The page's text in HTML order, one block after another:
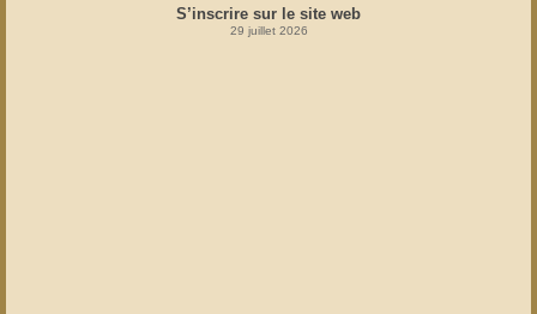
S’inscrire sur le site web
29 juillet 2026